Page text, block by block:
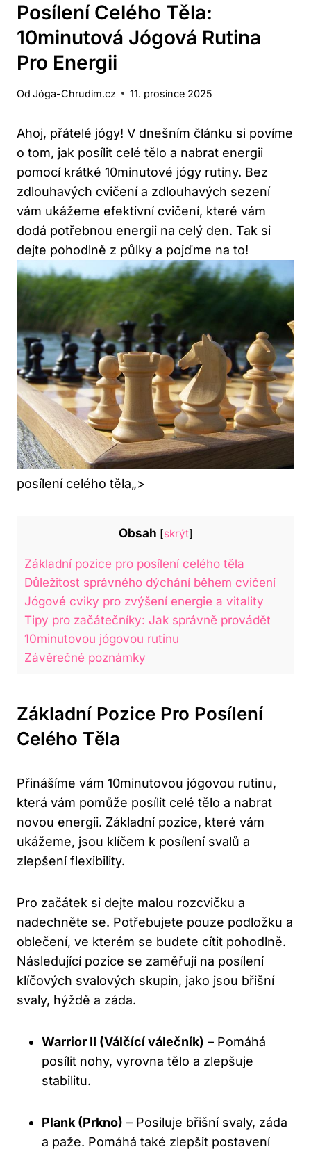
Posílení Celého Těla:
10minutová Jógová Rutina
Pro Energii
Od Jóga-Chrudim.cz 11. prosince 2025
Ahoj, přátelé jógy! V dnešním článku si povíme
o tom, jak posílit celé tělo a nabrat energii
pomocí krátké 10minutové jógy rutiny. Bez
zdlouhavých cvičení a zdlouhavých sezení
vám ukážeme efektivní cvičení, které vám
dodá potřebnou energii na celý den. Tak si
dejte pohodlně z půlky a pojďme na to!
posílení celého těla„>
Obsah [skrýt]
Základní pozice pro posílení celého těla
Důležitost správného dýchání během cvičení
Jógové cviky pro zvýšení energie a vitality
Tipy pro začátečníky: Jak správně provádět
10minutovou jógovou rutinu
Závěrečné poznámky
Základní Pozice Pro Posílení
Celého Těla
Přinášíme vám 10minutovou jógovou rutinu,
která vám pomůže posílit celé tělo a nabrat
novou energii. Základní pozice, které vám
ukážeme, jsou klíčem k posílení svalů a
zlepšení flexibility.
Pro začátek si dejte malou rozcvičku a
nadechněte se. Potřebujete pouze podložku a
oblečení, ve kterém se budete cítit pohodlně.
Následující pozice se zaměřují na posílení
klíčových svalových skupin, jako jsou břišní
svaly, hýždě a záda.
Warrior II (Válčící válečník) – Pomáhá
posílit nohy, vyrovna tělo a zlepšuje
stabilitu.
Plank (Prkno) – Posiluje břišní svaly, záda
a paže. Pomáhá také zlepšit postavení